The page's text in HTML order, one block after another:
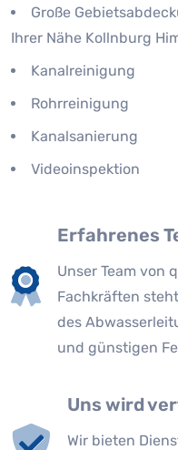
Große
Ihrer Nähe Kollnburg
Kanalreinigung
Rohrreinigung
Kanalsanierung
Videoinspektion
Erfahrenes
Unser Team von
Fachkräften
des
und günstigen
Uns wird
Wir bieten